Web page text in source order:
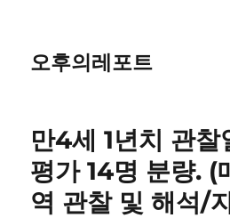
오후의레포트
만4세 1년치 관
평가 14명 분량. (
역 관찰 및 해석/